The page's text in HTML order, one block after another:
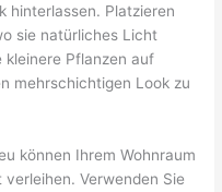
hinterlassen. Platzieren
sie natürliches Licht
kleinere Pflanzen auf
mehrschichtigen Look zu
können Ihrem Wohnraum
Verwenden Sie